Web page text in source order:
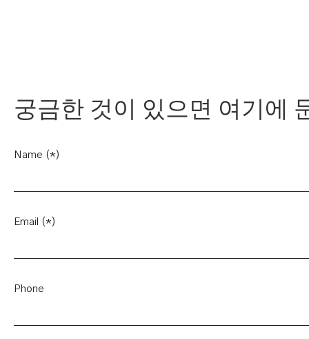
궁금한 것이 있으면 여기에
Name (*)
Email (*)
Phone